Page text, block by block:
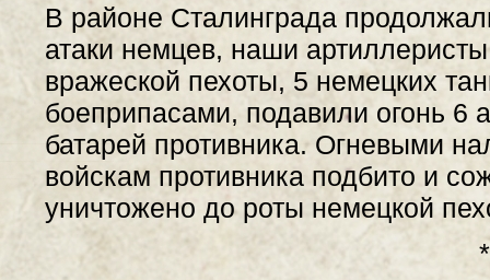
В районе Сталинграда
атаки немцев, наши
вражеской пехоты, 5 немецких
боеприпасами, подавили огонь 6
батарей противника. Огневыми
войскам противника подбито и
уничтожено до роты немецкой